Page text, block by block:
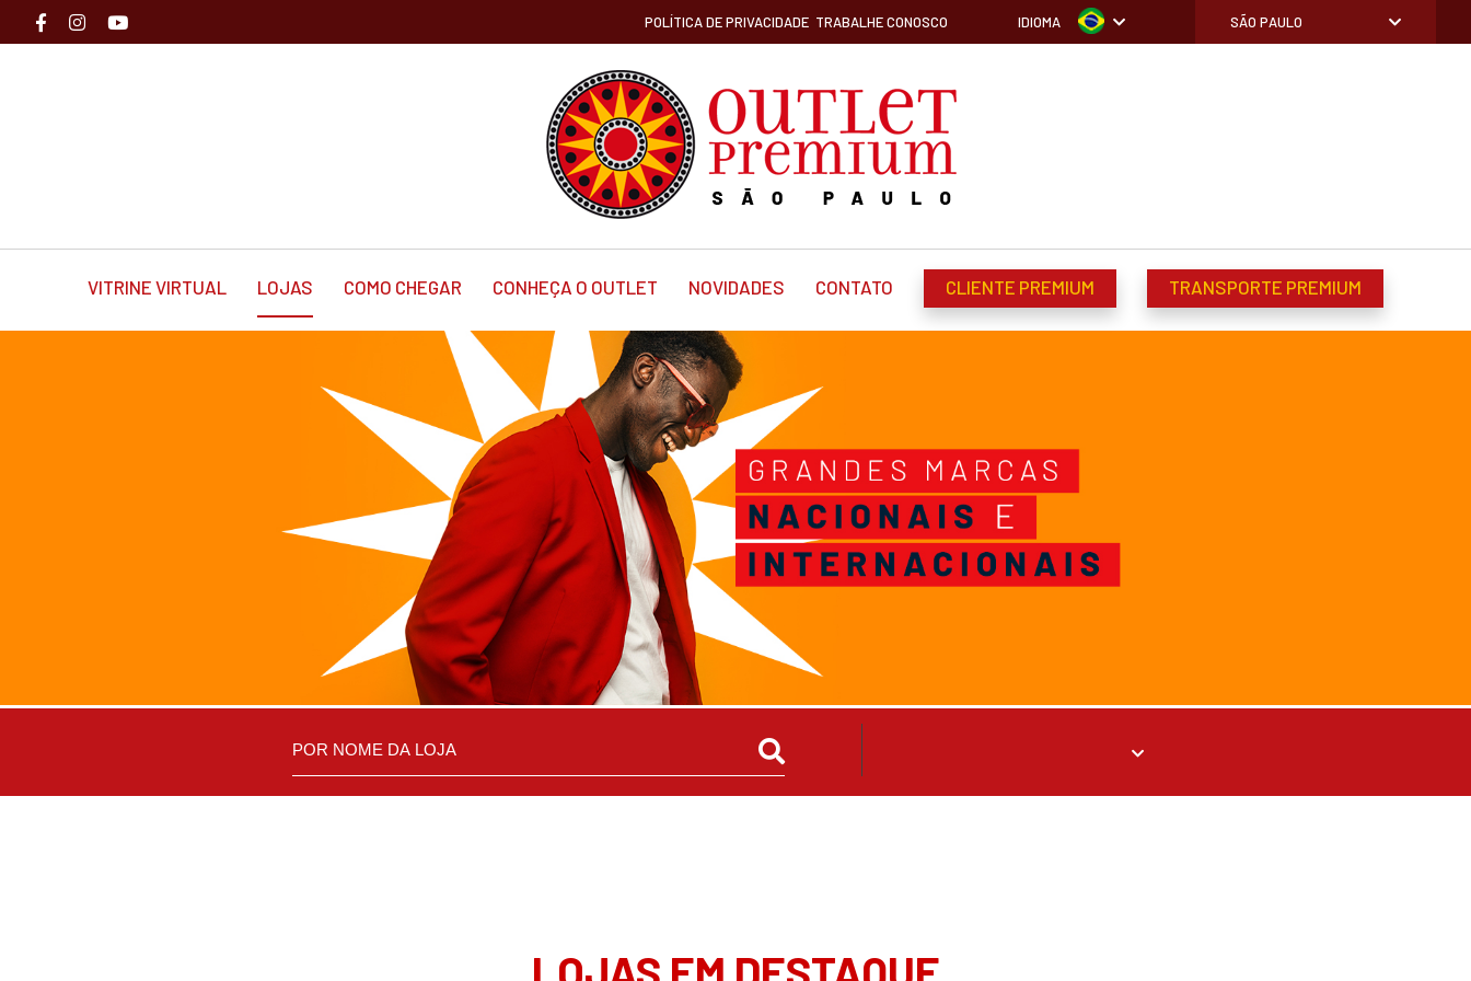
POLÍTICA DE PRIVACIDADE TRABALHE CONOSCO IDIOMA SÃO PAULO
VITRINE VIRTUAL LOJAS COMO CHEGAR CONHEÇA O OUTLET NOVIDADES CONTATO CLIENTE PREMIUM TRANSPORTE PREMIUM